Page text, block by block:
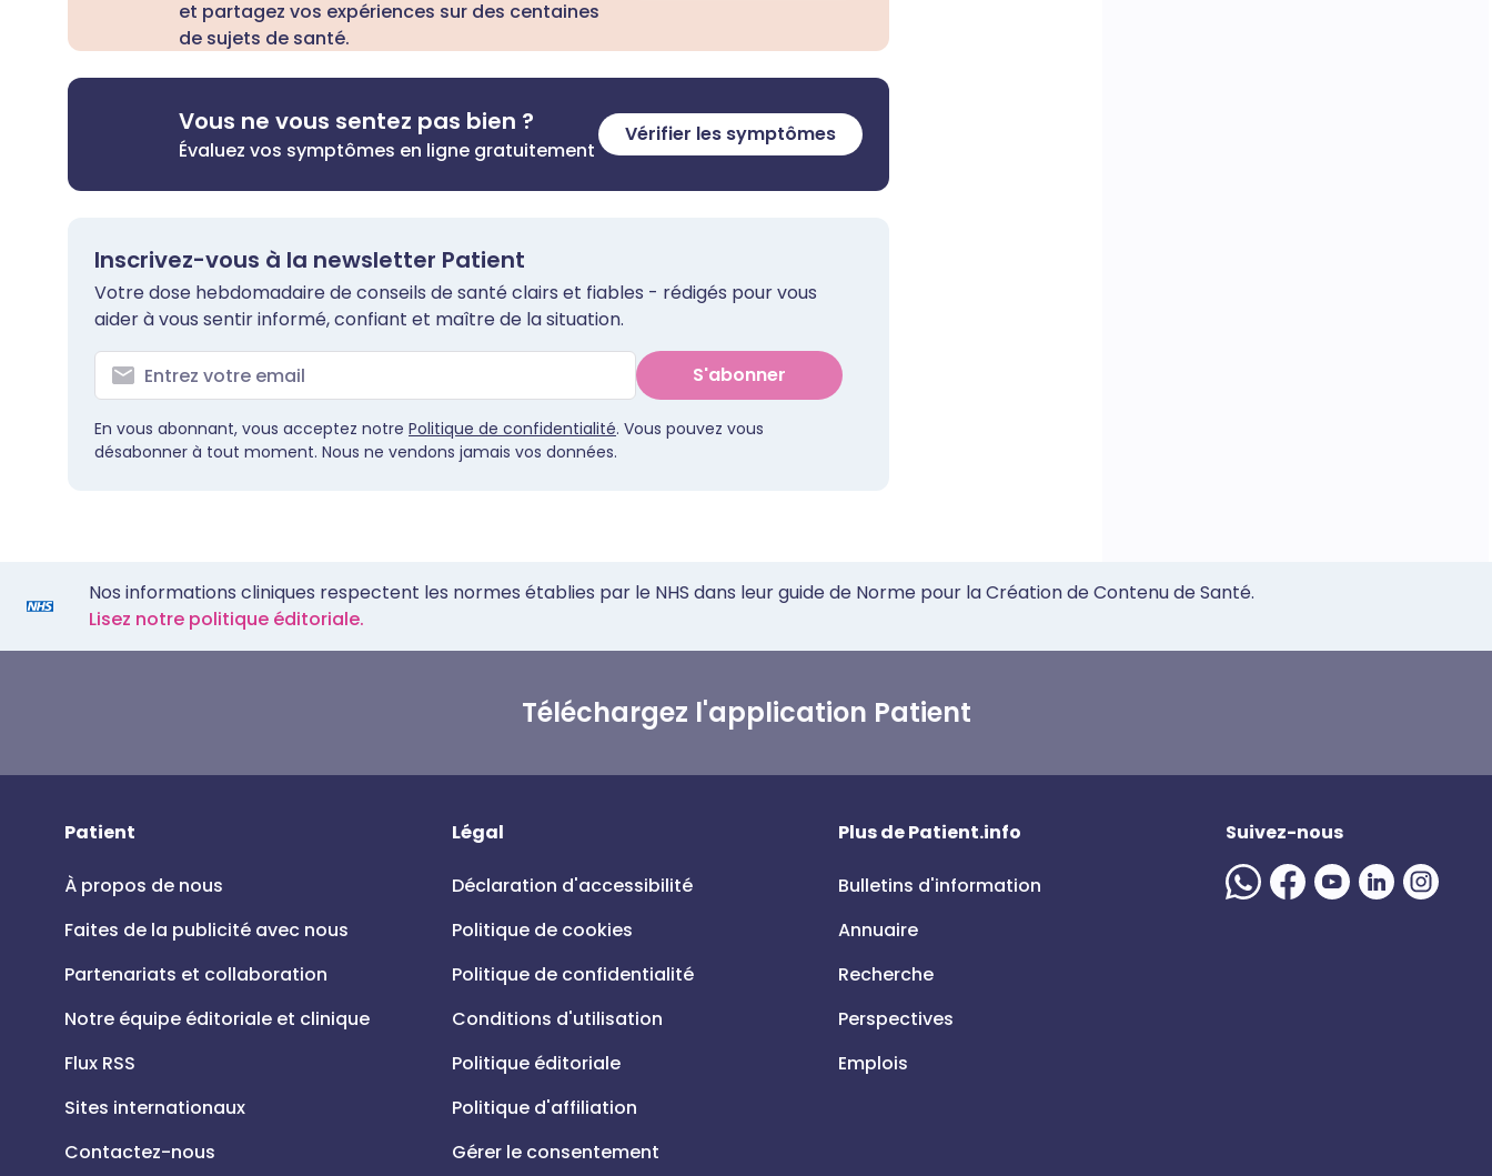
et partagez vos expériences sur des centaines
de sujets de santé.
Vous ne vous sentez pas bien ?
Évaluez vos symptômes en ligne gratuitement
Vérifier les symptômes
Inscrivez-vous à la newsletter Patient
Votre dose hebdomadaire de conseils de santé clairs et fiables - rédigés pour vous
aider à vous sentir informé, confiant et maître de la situation.
S'abonner
En vous abonnant, vous acceptez notre Politique de confidentialité. Vous pouvez vous
désabonner à tout moment. Nous ne vendons jamais vos données.
Nos informations cliniques respectent les normes établies par le NHS dans leur guide de Norme pour la Création de Contenu de Santé.
Lisez notre politique éditoriale.
Téléchargez l'application Patient
Patient
À propos de nous
Faites de la publicité avec nous
Partenariats et collaboration
Notre équipe éditoriale et clinique
Flux RSS
Sites internationaux
Contactez-nous
Légal
Déclaration d'accessibilité
Politique de cookies
Politique de confidentialité
Conditions d'utilisation
Politique éditoriale
Politique d'affiliation
Gérer le consentement
Plus de Patient.info
Bulletins d'information
Annuaire
Recherche
Perspectives
Emplois
Suivez-nous